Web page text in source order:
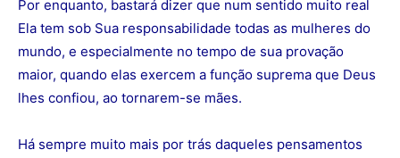
Por enquanto, bastará dizer que num sentido muito real
Ela tem sob Sua responsabilidade todas as mulheres do
mundo, e especialmente no tempo de sua provação
maior, quando elas exercem a função suprema que Deus
lhes confiou, ao tornarem-se mães.
Há sempre muito mais por trás daqueles pensamentos